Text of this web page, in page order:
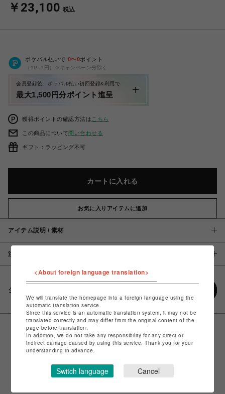
￥23,100 税込
ポケパル払いで 0〜0ポイント
（1P=1円）※キャンペーン分除く
会員登録後、ポケパル払い初回登録&利用で
最大1,500円分ポイント進呈
獲得ポイントの確認方法は こちら
この商品について問い合わせる
ギフト：ラッピング不可
カートに入れる
お気に入りアイテムに追加
アイテム説明 / 素材
注意事項
シェアする
<About foreign language translation>
We will translate the homepage into a foreign language using the
automatic translation service.
Since this service is an automatic translation system, it may not be
translated correctly and may differ from the original content of the
page before translation.
In addition, we do not take any responsibility for any direct or
indirect damage caused by using this service. Thank you for your
understanding in advance.
Switch language Cancel